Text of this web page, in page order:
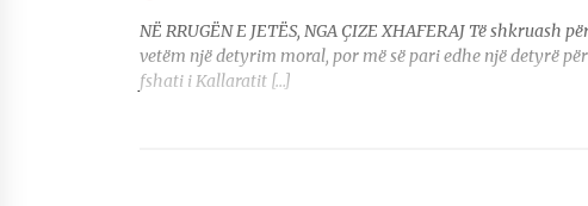
NË RRUGËN E JETËS, NGA ÇIZE XHAFERAJ Të
vetëm një detyrim moral, por më së pari edhe një detyrë
fshati i Kallaratit […]